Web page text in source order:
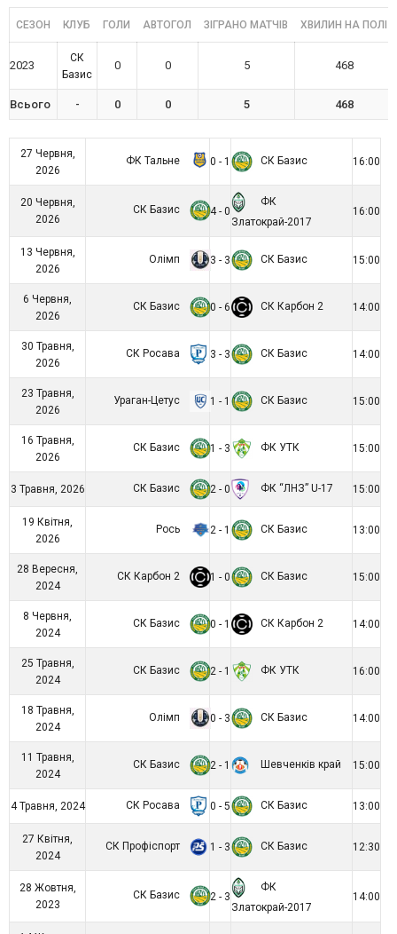
СЕЗОН КЛУБ ГОЛИ АВТОГОЛ ЗІГРАНО МАТЧІВ ХВИЛИН НА ПОЛІ
2023
СК
Базис
0 0 5 468
Всього - 0 0 5 468
27 Червня,
2026
ФК Тальне 0 - 1 СК Базис 16:00
20 Червня,
2026
СК Базис 4 - 0
ФК
Златокрай-2017
16:00
13 Червня,
2026
Олімп 3 - 3 СК Базис 15:00
6 Червня,
2026
СК Базис 0 - 6 СК Карбон 2 14:00
30 Травня,
2026
СК Росава 3 - 3 СК Базис 14:00
23 Травня,
2026
Ураган-Цетус 1 - 1 СК Базис 15:00
16 Травня,
2026
СК Базис 1 - 3 ФК УТК 15:00
3 Травня, 2026 СК Базис 2 - 0 ФК “ЛНЗ” U-17 15:00
19 Квітня,
2026
Рось 2 - 1 СК Базис 13:00
28 Вересня,
2024
СК Карбон 2 1 - 0 СК Базис 15:00
8 Червня,
2024
СК Базис 0 - 1 СК Карбон 2 14:00
25 Травня,
2024
СК Базис 2 - 1 ФК УТК 16:00
18 Травня,
2024
Олімп 0 - 3 СК Базис 14:00
11 Травня,
2024
СК Базис 2 - 1 Шевченків край 15:00
4 Травня, 2024 СК Росава 0 - 5 СК Базис 13:00
27 Квітня,
2024
СК Профіспорт 1 - 3 СК Базис 12:30
28 Жовтня,
2023
СК Базис 2 - 3
ФК
Златокрай-2017
14:00